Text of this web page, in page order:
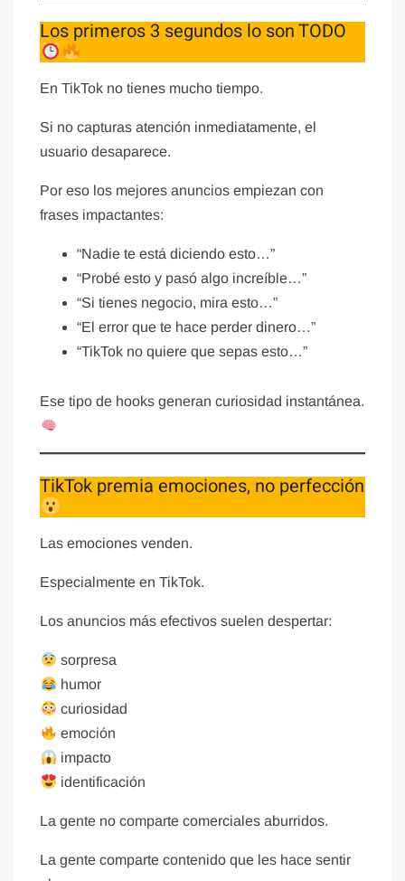
Los primeros 3 segundos lo son TODO
En TikTok no tienes mucho tiempo.
Si no capturas atención inmediatamente, el
usuario desaparece.
Por eso los mejores anuncios empiezan con
frases impactantes:
“Nadie te está diciendo esto…”
“Probé esto y pasó algo increíble…”
“Si tienes negocio, mira esto…”
“El error que te hace perder dinero…”
“TikTok no quiere que sepas esto…”
Ese tipo de hooks generan curiosidad instantánea.
TikTok premia emociones, no perfección
Las emociones venden.
Especialmente en TikTok.
Los anuncios más efectivos suelen despertar:
sorpresa
humor
curiosidad
emoción
impacto
identificación
La gente no comparte comerciales aburridos.
La gente comparte contenido que les hace sentir